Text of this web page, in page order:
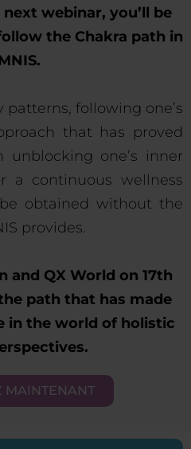
webinar, you’ll be
the Chakra path in
following one’s
that has proved
unblocking one’s inner
a continuous wellness
obtained without the
provides.
and QX World on 17th
path that has made
in the world of holistic
MAINTENANT